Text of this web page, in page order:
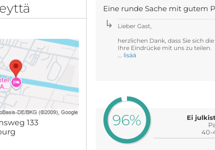
133
Eine runde Sache mit gutem
Lieber Gast,
herzlichen Dank, dass Sie sich
Ihre Eindrücke mit uns zu teilen.
... lisää
96%
Ei
40-